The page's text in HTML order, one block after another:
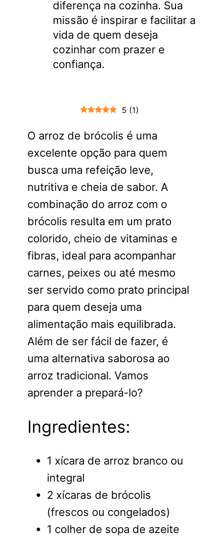
diferença na cozinha. Sua
missão é inspirar e facilitar a
vida de quem deseja
cozinhar com prazer e
confiança.
5 (1)
O arroz de brócolis é uma
excelente opção para quem
busca uma refeição leve,
nutritiva e cheia de sabor. A
combinação do arroz com o
brócolis resulta em um prato
colorido, cheio de vitaminas e
fibras, ideal para acompanhar
carnes, peixes ou até mesmo
ser servido como prato principal
para quem deseja uma
alimentação mais equilibrada.
Além de ser fácil de fazer, é
uma alternativa saborosa ao
arroz tradicional. Vamos
aprender a prepará-lo?
Ingredientes:
1 xícara de arroz branco ou
integral
2 xícaras de brócolis
(frescos ou congelados)
1 colher de sopa de azeite